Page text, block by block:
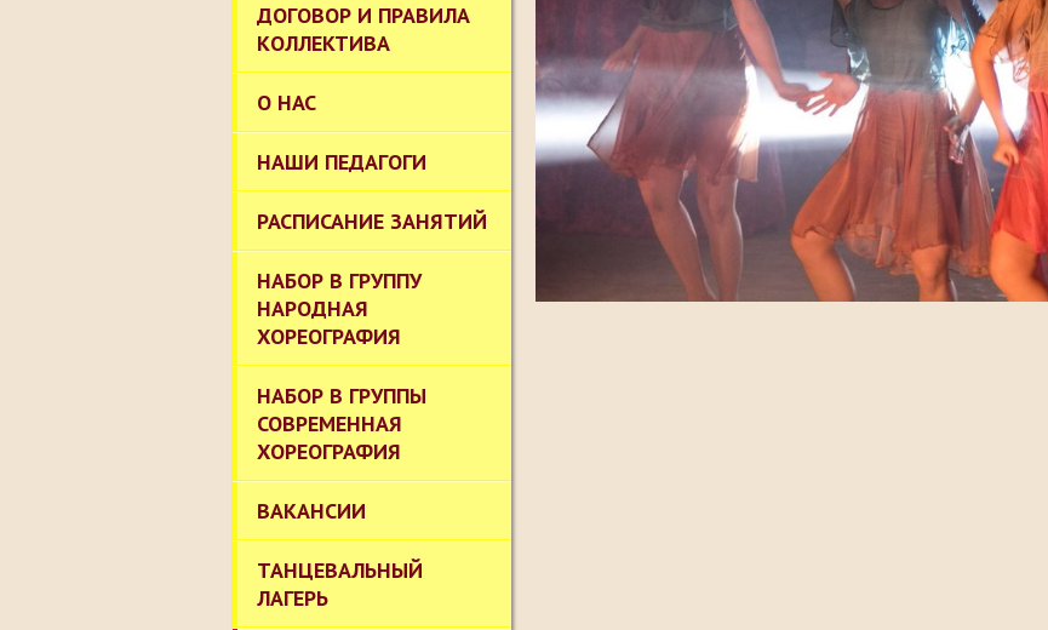
ДОГОВОР И ПРАВИЛА
КОЛЛЕКТИВА
О НАС
НАШИ ПЕДАГОГИ
РАСПИСАНИЕ ЗАНЯТИЙ
НАБОР В ГРУППУ
НАРОДНАЯ
ХОРЕОГРАФИЯ
НАБОР В ГРУППЫ
СОВРЕМЕННАЯ
ХОРЕОГРАФИЯ
ВАКАНСИИ
ТАНЦЕВАЛЬНЫЙ
ЛАГЕРЬ